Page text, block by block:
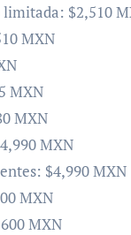
$2,510
MXN
MXN
MXN
MXN
$4,990 MXN
MXN
MXN